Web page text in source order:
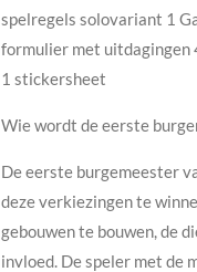
spelregels solovariant 1
formulier met
1 stickersheet
Wie wordt de eerste
De eerste burgemeester
deze verkiezingen te
gebouwen te bouwen, de
invloed. De speler met de